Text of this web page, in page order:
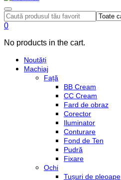
0
No products in the cart.
Noutăți
Machiaj
Față
BB Cream
CC Cream
Fard de obraz
Corector
Iluminator
Conturare
Fond de Ten
Pudră
Fixare
Ochi
Tușuri de pleoape